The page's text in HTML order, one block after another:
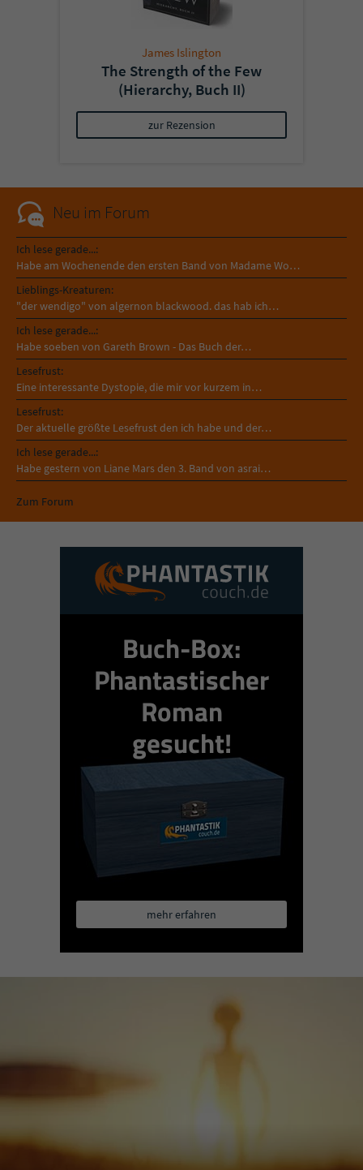
James Islington
The Strength of the Few
(Hierarchy, Buch II)
zur Rezension
Neu im Forum
Ich lese gerade...:
Habe am Wochenende den ersten Band von Madame Wo…
Lieblings-Kreaturen:
"der wendigo" von algernon blackwood. das hab ich…
Ich lese gerade...:
Habe soeben von Gareth Brown - Das Buch der…
Lesefrust:
Eine interessante Dystopie, die mir vor kurzem in…
Lesefrust:
Der aktuelle größte Lesefrust den ich habe und der…
Ich lese gerade...:
Habe gestern von Liane Mars den 3. Band von asrai…
Zum Forum
Buch-Box:
Phantastischer
Roman
gesucht!
mehr erfahren